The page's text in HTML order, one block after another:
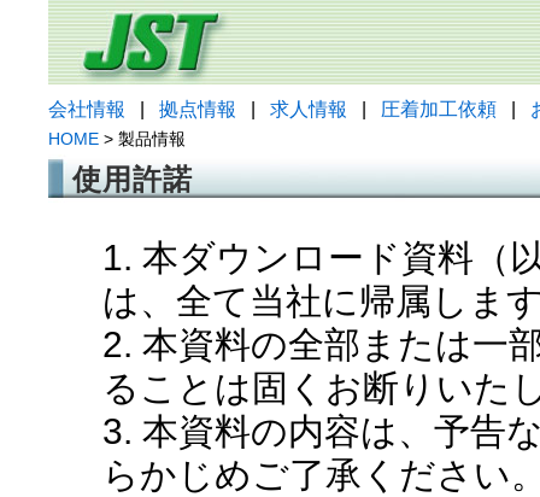
会社情報 拠点情報 求人情報 圧着加工依頼
HOME > 製品情報
使用許諾
1. 本ダウンロード資料（
は、全て当社に帰属しま
2. 本資料の全部または一
ることは固くお断りいた
3. 本資料の内容は、予告
らかじめご了承ください